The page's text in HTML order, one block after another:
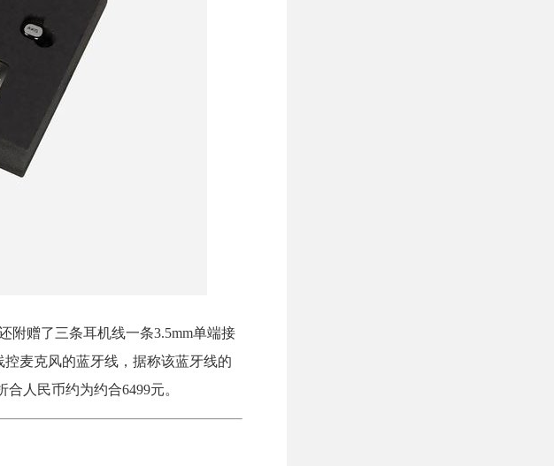
附赠了三条耳机线一条3.5mm单端接
麦克风的蓝牙线，据称该蓝牙线的
人民币约为约合6499元。